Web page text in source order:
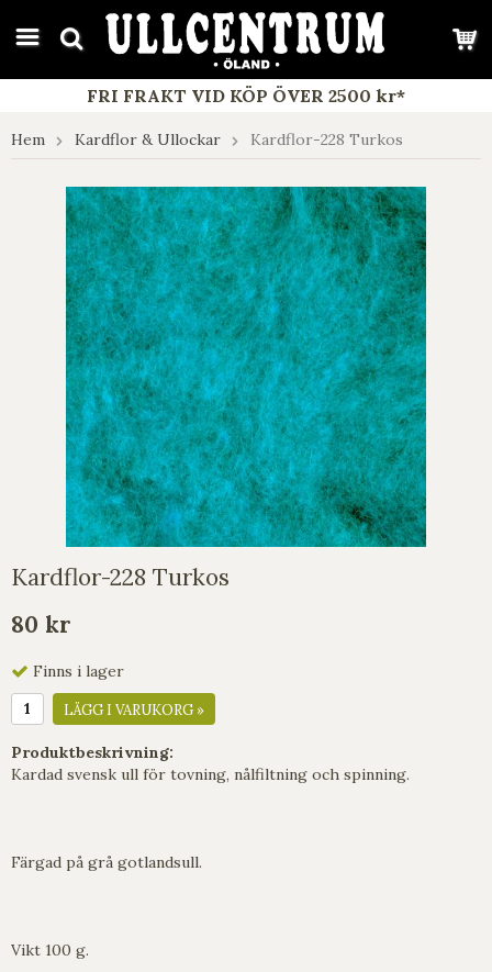
google-site-verification: google7e4b1026db5d9f32.html
FRI FRAKT VID KÖP ÖVER 2500 kr*
Hem Kardflor & Ullockar Kardflor-228 Turkos
Kardflor-228 Turkos
80 kr
Finns i lager
LÄGG I VARUKORG »
Produktbeskrivning:
Kardad svensk ull för tovning, nålfiltning och spinning.
Färgad på grå gotlandsull.
Vikt 100 g.